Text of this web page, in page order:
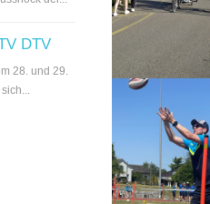
DTV
28. und 29.